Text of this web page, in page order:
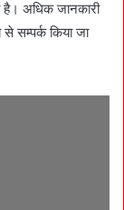
है। अधिक जानकारी
सम्पर्क किया जा